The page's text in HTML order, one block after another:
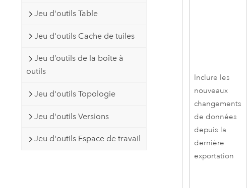
Jeu d'outils Table
Jeu d'outils Cache de tuiles
Jeu d’outils de la boîte à
outils
Jeu d'outils Topologie
Jeu d'outils Versions
Jeu d'outils Espace de travail
Inclure les
nouveaux
changements
de données
depuis la
dernière
exportation